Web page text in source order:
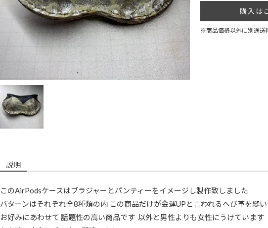
購入は
※商品価格以外に別途送
説明
このAirPodsケースはブラジャーとパンティーをイメージし製作致しました
パターンはそれぞれ全8種類の内 この商品だけが金運UPと言われるへび革を縫
お好みにあわせて 話題性の高い商品です 以外と男性よりも女性にうけています